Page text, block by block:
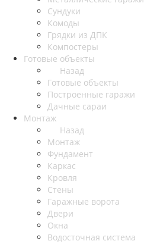
Сундуки
Комоды
Грядки из ДПК
Компостеры
Готовые объекты
Назад
Готовые объекты
Построенные гаражи
Дачные сараи
Монтаж
Назад
Монтаж
Фундамент
Каркас
Кровля
Стены
Гаражные ворота
Двери
Окна
Водосточная система